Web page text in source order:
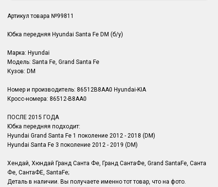
Артикул товара №99811
Юбка передняя Hyundai Santa Fe DM (б/у)
Марка: Hyundai
Модель: Santa Fe, Grand Santa Fe
Кузов: DM
Номер и производитель: 86512B8AA0 Hyundai-KIA
Кросс-номера: 86512-B8AA0
ПОСЛЕ 2015 ГОДА
Юбка передняя подходит:
Hyundai Grand Santa Fe 1 поколение 2012 - 2018 (DM)
Hyundai Santa Fe 3 поколение 2012 - 2019 (DM)
Хендай, Хюндай Гранд Санта Фе, Гранд СантаФе, Grand SantaFe, Санта
Фе, СантаФЕ, SantaFe;
Деталь в наличии. Вы получаете именно тот товар, что на фото.